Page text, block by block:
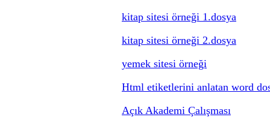
kitap sitesi örneği 1.dosya
kitap sitesi örneği 2.dosya
yemek sitesi örneği
Html etiketlerini anlatan word
Açık Akademi Çalışması